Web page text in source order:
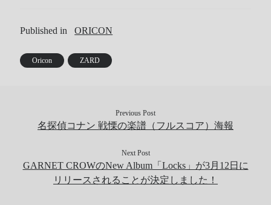
Published in ORICON
Oricon ZARD
Previous Post
名探偵コナン 戦慄の楽譜（フルスコア）海報
Next Post
GARNET CROWのNew Album「Locks」が3月12日に
リリースされることが決定しました！